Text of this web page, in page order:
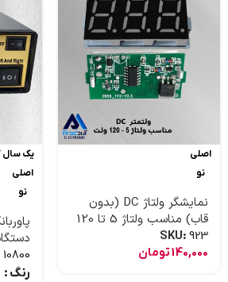
اصلی
نو
نمایشگر ولتاژ DC (بدون
قاب) مناسب ولتاژ 5 تا 120
ولت SKU: 923
140,000تومان
یک سال
اصلی
نو
10800
رنگ